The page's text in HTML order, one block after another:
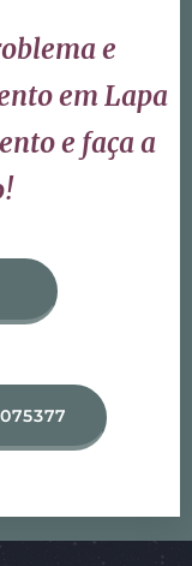
e
em Lapa
e faça a